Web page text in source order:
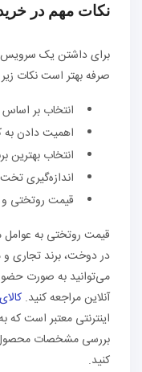
نکات مهم در
برای داشتن یک سرویس
صرفه بهتر است نکات
انتخاب بر
اهمیت دادن به
انتخاب بهترین
اندازه‌گیری تخت
قیمت روتختی
قیمت روتختی به عوامل
در دوخت، برند تجاری
می‌توانید به صورت
آنلاین مراجعه کنید.
اینترنتی معتبر است که
بررسی مشخصات محصول
کنید.